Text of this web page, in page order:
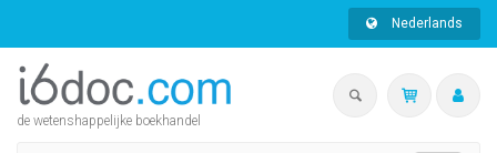
Nederlands
de wetenshappelijke boekhandel